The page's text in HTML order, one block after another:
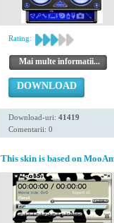
Rating:
Mai multe informatii...
DOWNLOAD
Download-uri: 41419
Comentarii: 0
This skin is based on